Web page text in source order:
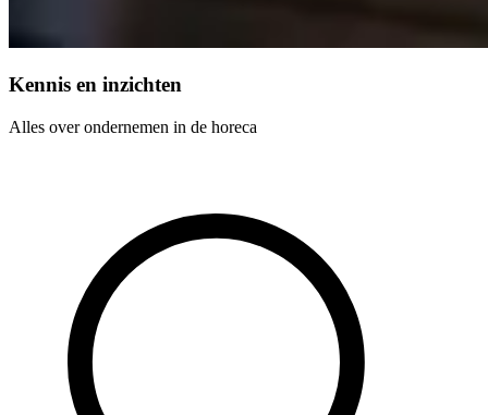
Kennis en inzichten
Alles over ondernemen in de horeca